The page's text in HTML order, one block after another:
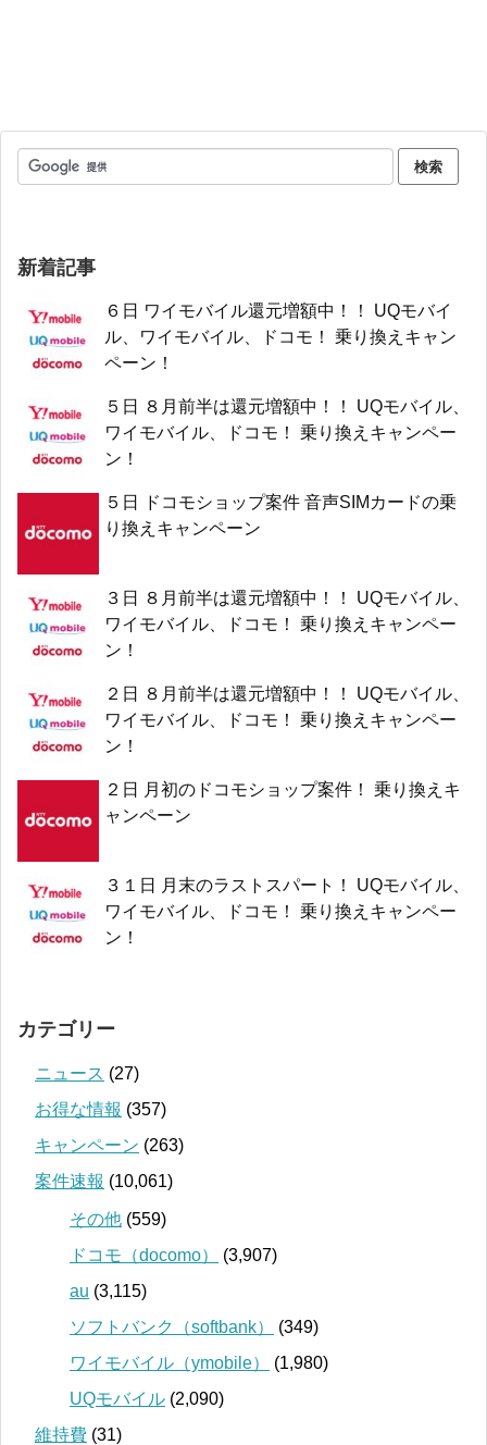
新着記事
６日 ワイモバイル還元増額中！！ UQモバイ
ル、ワイモバイル、ドコモ！ 乗り換えキャン
ペーン！
５日 ８月前半は還元増額中！！ UQモバイル、
ワイモバイル、ドコモ！ 乗り換えキャンペー
ン！
５日 ドコモショップ案件 音声SIMカードの乗
り換えキャンペーン
３日 ８月前半は還元増額中！！ UQモバイル、
ワイモバイル、ドコモ！ 乗り換えキャンペー
ン！
２日 ８月前半は還元増額中！！ UQモバイル、
ワイモバイル、ドコモ！ 乗り換えキャンペー
ン！
２日 月初のドコモショップ案件！ 乗り換えキ
ャンペーン
３１日 月末のラストスパート！ UQモバイル、
ワイモバイル、ドコモ！ 乗り換えキャンペー
ン！
カテゴリー
ニュース (27)
お得な情報 (357)
キャンペーン (263)
案件速報 (10,061)
その他 (559)
ドコモ（docomo）
(3,907)
au (3,115)
ソフトバンク（softbank）
(349)
ワイモバイル（ymobile）
(1,980)
UQモバイル (2,090)
維持費 (31)